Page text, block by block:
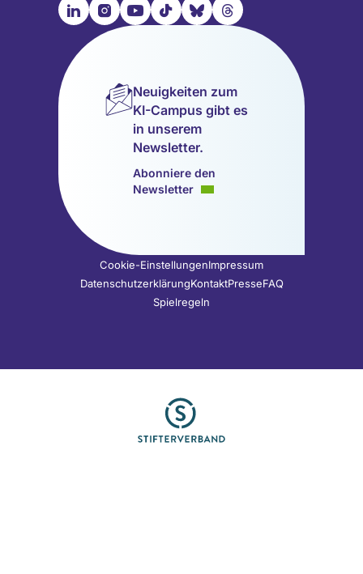

Besuche
unsere
LinkedIn
📹︎
Besuche
unsere
(wird
in
einem
neuen
geöffnet)
📺︎
Besuche
(wird
in
einem
neuen
Tab
geöffnet)
🎵︎
Besuche
(wird
in
einem
neuen
Tab
geöffnet)
🦋︎
Besuche
(wird
in
einem
neuen
Tab
geöffnet)
🧵︎
Besuche
unsere
(wird
in
Neuigkeiten zum
KI-Campus gibt es
in unserem
Newsletter.
Abonniere den
Newsletter
Cookie-EinstellungenImpressum
DatenschutzerklärungKontaktPresseFAQ
Spielregeln